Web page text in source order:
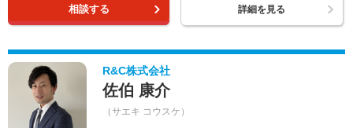
相談する 詳細を見る
R&C株式会社
佐伯 康介
（サエキ コウスケ）